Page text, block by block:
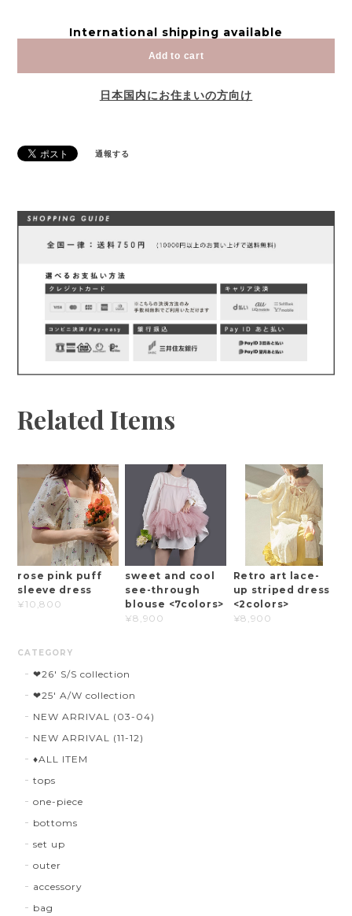
International shipping available
Add to cart
日本国内にお住まいの方向け
通報する
Related Items
rose pink puff
sleeve dress
¥10,800
sweet and cool
see-through
blouse <7colors>
¥8,900
Retro art lace-
up striped dress
<2colors>
¥8,900
CATEGORY
❤︎26' S/S collection
❤︎25' A/W collection
NEW ARRIVAL (03-04)
NEW ARRIVAL (11-12)
♦︎ALL ITEM
tops
one-piece
bottoms
set up
outer
accessory
bag